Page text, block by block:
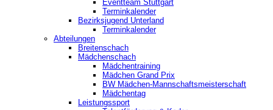
‎Eventteam Stuttgart
Terminkalender
Bezirksjugend Unterland
Terminkalender
Abteilungen
Breitenschach
Mädchenschach
Mädchentraining
Mädchen Grand Prix
BW Mädchen-Mannschaftsmeisterschaft
Mädchentag
Leistungssport